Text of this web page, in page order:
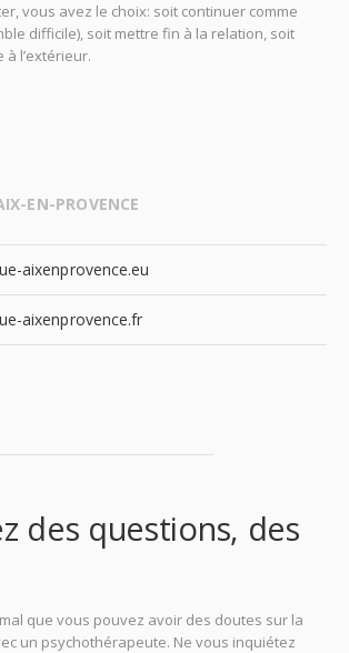
vous avez le choix: soit continuer comme
difficile), soit mettre fin à la relation, soit
à l’extérieur.
EN-PROVENCE
aixenprovence.eu
aixenprovence.fr
des questions, des
que vous pouvez avoir des doutes sur la
un psychothérapeute. Ne vous inquiétez